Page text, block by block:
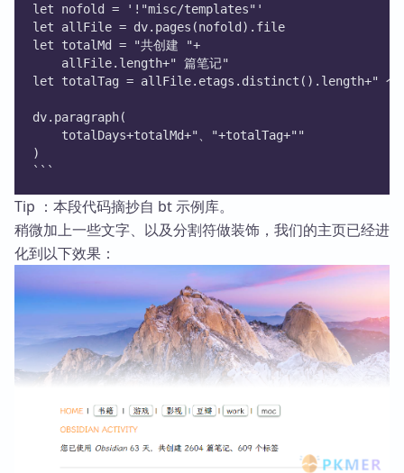
let nofold = '!"misc/templates"'
let allFile = dv.pages(nofold).file
let totalMd = "共创建 "+
	allFile.length+" 篇笔记"
let totalTag = allFile.etags.distinct().length+" 个
dv.paragraph(
	totalDays+totalMd+"、"+totalTag+""
)
```
Tip ：本段代码摘抄自 bt 示例库。
稍微加上一些文字、以及分割符做装饰，我们的主页已经进
化到以下效果：